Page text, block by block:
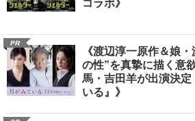
コラボ》
PR
《渡辺淳一原作＆娘
の性”を真摯に描く意
馬・吉田羊が出演決
いる』》